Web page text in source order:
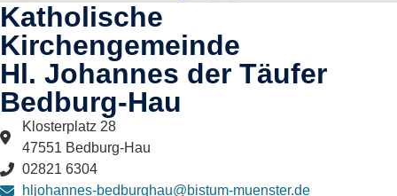
Katholische
Kirchengemeinde
Hl. Johannes der Täufer
Bedburg-Hau​
Klosterplatz 28
47551 Bedburg-Hau
02821 6304
hljohannes-bedburghau@bistum-muenster.de